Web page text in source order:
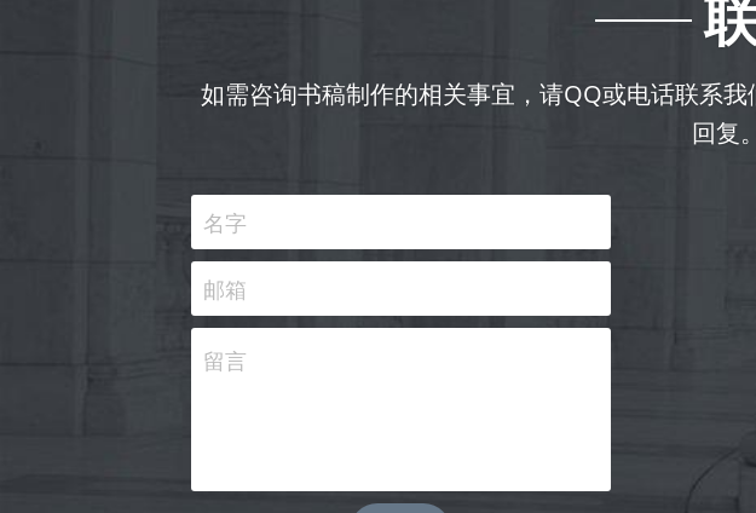
如需咨询书稿制作的相关事宜，请QQ或电话联系
回复
名字
邮箱
留言